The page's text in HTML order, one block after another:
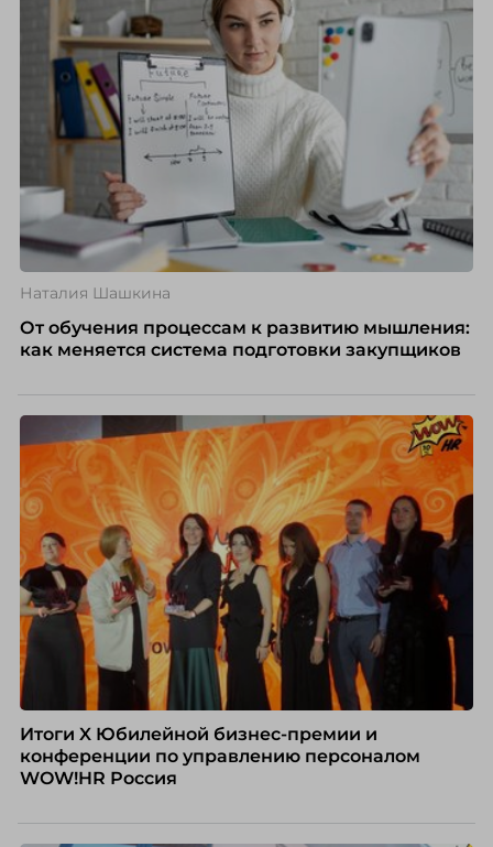
Наталия Шашкина
От обучения процессам к развитию мышления:
как меняется система подготовки закупщиков
Итоги X Юбилейной бизнес-премии и
конференции по управлению персоналом
WOW!HR Россия